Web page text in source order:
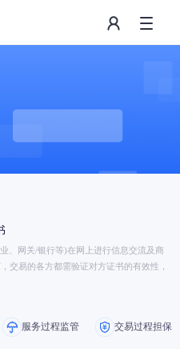
、网关/银行等)在网上进行信息交流及商
交易的各方都需验证对方证书的有效性，
服务过程监管 交易过程担保